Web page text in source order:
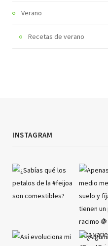
Verano
Recetas de verano
INSTAGRAM